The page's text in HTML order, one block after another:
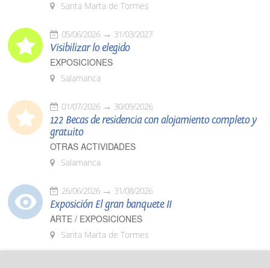
Santa Marta de Tormes
05/06/2026 31/03/2027
Visibilizar lo elegido
EXPOSICIONES
Salamanca
01/07/2026 30/09/2026
122 Becas de residencia con alojamiento completo y
gratuito
OTRAS ACTIVIDADES
Salamanca
26/06/2026 31/08/2026
Exposición El gran banquete II
ARTE / EXPOSICIONES
Santa Marta de Tormes